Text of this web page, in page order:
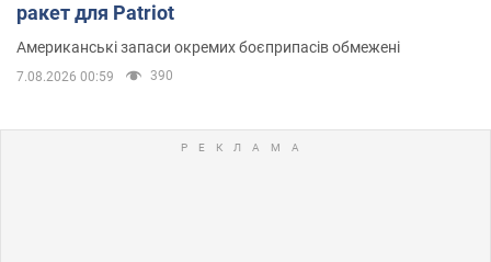
ракет для Patriot
Американські запаси окремих боєприпасів обмежені
7.08.2026 00:59 390